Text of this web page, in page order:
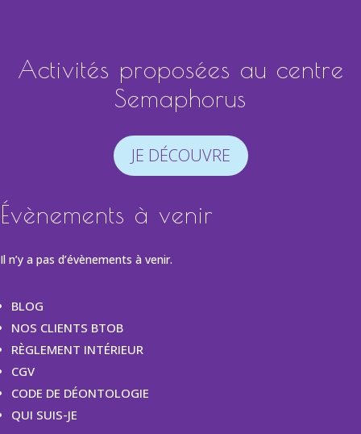
Activités proposées au centre
Semaphorus
JE DÉCOUVRE
Évènements à venir
Il n’y a pas d’évènements à venir.
BLOG
NOS CLIENTS BTOB
RÈGLEMENT INTÉRIEUR
CGV
CODE DE DÉONTOLOGIE
QUI SUIS-JE